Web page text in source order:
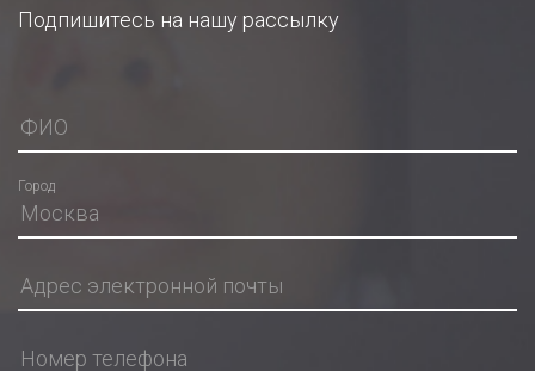
Подпишитесь на нашу рассылку
Город